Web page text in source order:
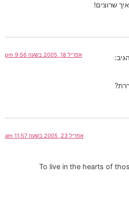
שרוצים!
הגיב: אפריל 18, 2005 בשעה 9:56 pm
אפריל 23, 2005 בשעה 11:57 am